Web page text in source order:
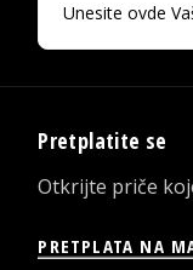
Pretplatite se
Otkrijte priče
PRETPLATA NA